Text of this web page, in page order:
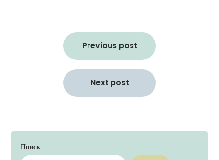
Previous post
Next post
Поиск